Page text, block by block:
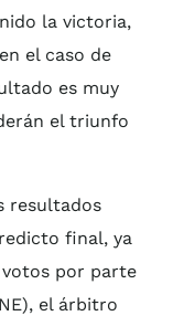
la victoria,
el caso de
es muy
el triunfo
resultados
final, ya
por parte
el árbitro